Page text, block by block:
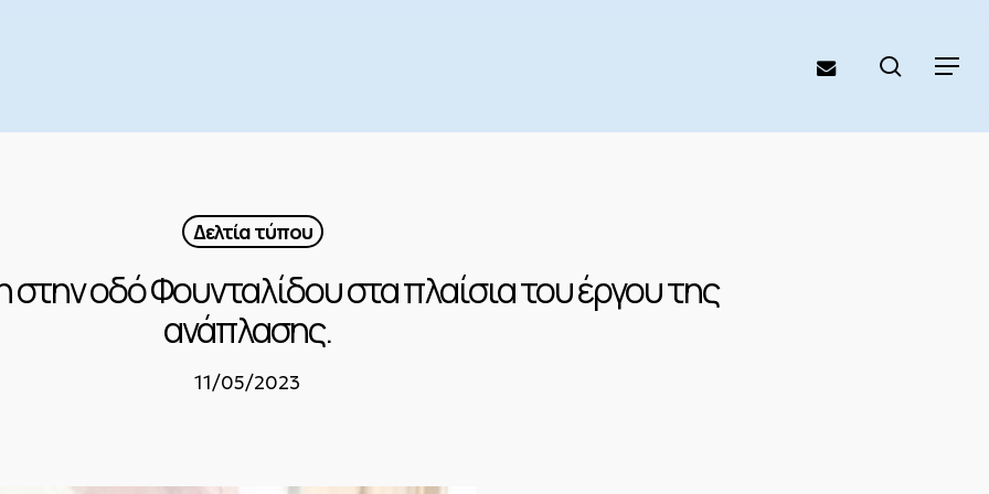
Menu
email search
Δελτία τύπου
οδό Φουνταλίδου στα πλαίσια του έργου της
ανάπλασης.
11/05/2023